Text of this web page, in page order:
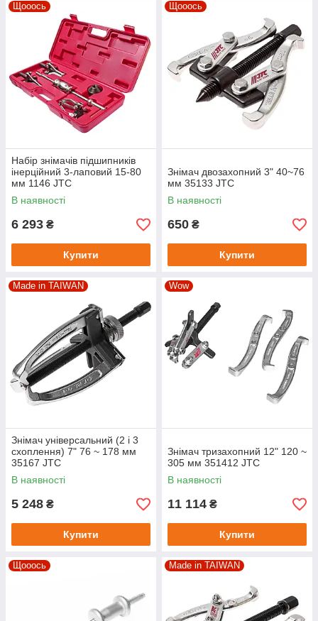
Щооось
Набір знімачів підшипників
інерційний 3-лаповий 15-80
мм 1146 JTC
В наявності
6 293 ₴
Купити
Щооось
Знімач двозахопний 3" 40~76
мм 35133 JTC
В наявності
650 ₴
Купити
Made in TAIWAN
Знімач універсальний (2 і 3
схоплення) 7" 76 ~ 178 мм
35167 JTC
В наявності
5 248 ₴
Купити
Wow
Знімач тризахопний 12" 120 ~
305 мм 351412 JTC
В наявності
11 114 ₴
Купити
Щооось Made in TAIWAN